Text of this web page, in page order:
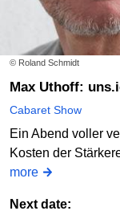
© Roland Schmidt
Max Uthoff:
Cabaret Show
Ein Abend voller
Kosten der
more
Next date: